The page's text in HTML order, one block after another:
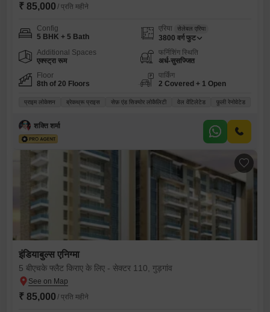
₹ 85,000 / प्रति महीने
Config
5 BHK + 5 Bath
एरिया सेलेबल एरिया
3800 वर्ग फुट
Additional Spaces
एक्स्ट्रा रूम
फर्निशिंग स्थिति
अर्ध-सुसज्जित
Floor
8th of 20 Floors
पार्किंग
2 Covered + 1 Open
प्राइम लोकेशन ब्रेकथ्रू प्राइस सेफ़ एंड सिक्योर लोकैलिटी वेल वेंटिलेटेड फ़ुली रेनोवेटेड
शक्ति शर्मा
इंडियाबुल्स एनिग्मा
5 बीएचके फ्लैट किराए के लिए - सेक्टर 110, गुड़गांव
₹ 85,000 / प्रति महीने